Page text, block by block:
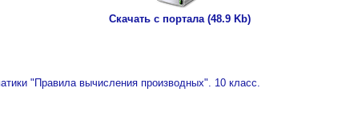
Скачать с портала (48.9 Kb)
"Правила вычисления производных". 10 класс.